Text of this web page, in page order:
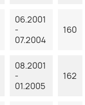
06.2001
-
07.2004
160
08.2001
-
01.2005
162